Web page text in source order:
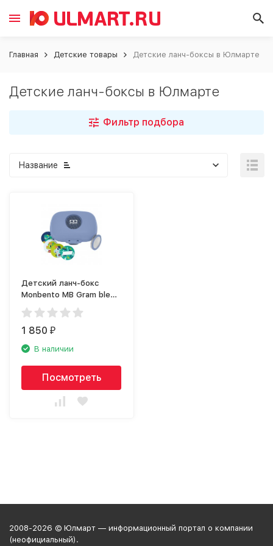
Главная Детские товары Детские ланч-боксы в Юлмарте
Детские ланч-боксы в Юлмарте
Фильтр подбора
Название
Детский ланч-бокс
Monbento MB Gram bleu
infinity 16010028
1 850₽
В наличии
Посмотреть
2008-2026 © Юлмарт — информационный портал о компании
(неофициальный).